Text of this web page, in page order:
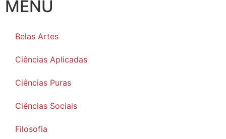
MENU
Belas Artes
Ciências Aplicadas
Ciências Puras
Ciências Sociais
Filosofia